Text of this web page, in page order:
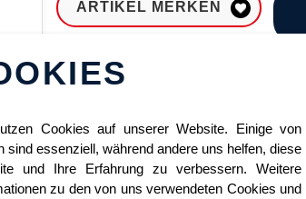
ARTIKEL MERKEN
Sofort lieferbar
Cookies auf unserer Website. Einige von
sind essenziell, während andere uns helfen, diese
und Ihre Erfahrung zu verbessern. Weitere
zu den von uns verwendeten Cookies und